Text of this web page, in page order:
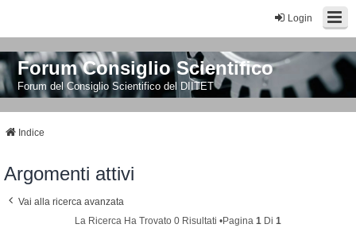
Login
Forum Consiglio Scientifico
Forum del Consiglio Scientifico del DIITET
Indice
Argomenti attivi
Vai alla ricerca avanzata
La Ricerca Ha Trovato 0 Risultati •Pagina 1 Di 1